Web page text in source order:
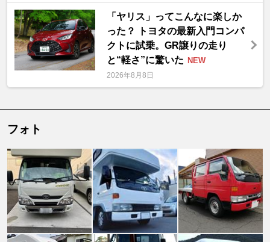
「ヤリス」ってこんなに楽しか
った？ トヨタの最新入門コンパ
クトに試乗。GR譲りの走り
と“軽さ”に驚いた NEW
2026年8月8日
フォト